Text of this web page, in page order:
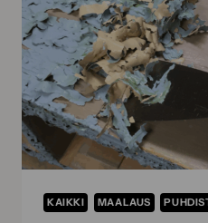
TÄSTÄ
KAIKKI MAALAUS